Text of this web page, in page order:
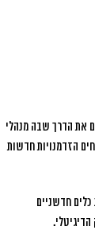
את הדרך שבה מנהלי
הזדמנויות חדשות
חדשניים